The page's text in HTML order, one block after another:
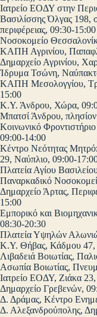
Ιατρείο ΕΟΔΥ στην
Βασιλίσσης Όλγας 198,
περιφέρειας, 09:30-15:00
Νοσοκομείο
ΚΑΠΗ Αγρινίου,
Δημαρχείο Αγρινίου,
Ίδρυμα Τσώνη,
ΚΑΠΗ Μεσολογγίου,
15:00
Κ.Υ. Άνδρου, Χώρα,
Μπατσί Άνδρου,
Κοινωνικό
09:00-14:00
Κέντρο Νεότητας
29, Ναύπλιο, 09:00-
Πλατεία Αγίου
Παναρκαδικό
Δημαρχείο Άρτας,
15:00
Εμπορικό και
08:30-20:30
Πλατεία Υψηλών
Κ.Υ. Θήβας, Κάδμου 47,
Λιβαδειά Βοιωτίας,
Ασωπία Βοιωτίας,
Ιατρείο ΕΟΔΥ, Ζιάκα
Δημαρχείο Γρεβενών,
Δ. Δράμας, Κέντρο
Δ. Αλεξανδρούπολης,